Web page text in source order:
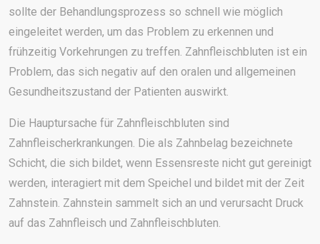
sollte der Behandlungsprozess so schnell wie möglich
eingeleitet werden, um das Problem zu erkennen und
frühzeitig Vorkehrungen zu treffen. Zahnfleischbluten ist ein
Problem, das sich negativ auf den oralen und allgemeinen
Gesundheitszustand der Patienten auswirkt.
Die Hauptursache für Zahnfleischbluten sind
Zahnfleischerkrankungen. Die als Zahnbelag bezeichnete
Schicht, die sich bildet, wenn Essensreste nicht gut gereinigt
werden, interagiert mit dem Speichel und bildet mit der Zeit
Zahnstein. Zahnstein sammelt sich an und verursacht Druck
auf das Zahnfleisch und Zahnfleischbluten.